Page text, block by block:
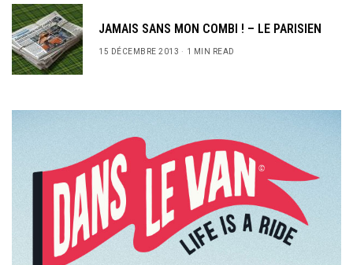
JAMAIS SANS MON COMBI ! – LE PARISIEN
15 DÉCEMBRE 2013 1 MIN READ